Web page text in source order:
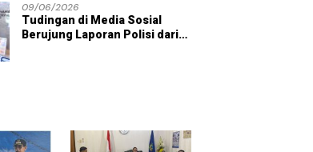
09/06/2026
Tudingan di Media Sosial
Berujung Laporan Polisi dari